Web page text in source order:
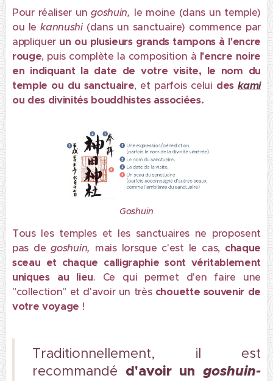
Pour réaliser ungoshuin, le moine (dans un temple)
ou lekannushi(dans un sanctuaire) commence par
appliquer un ou plusieurs grands tampons à l'encre
rouge, puis complète la composition à l'encre noire
en indiquant la date de votre visite, le nom du
temple ou du sanctuaire, et parfois celui deskami
ou des divinités bouddhistes associées.
Goshuin
Tous les temples et les sanctuaires ne proposent
pas degoshuin, mais lorsque c'est le cas, chaque
sceau et chaque calligraphie sont véritablement
uniques au lieu. Ce qui permet d'en faire une
"collection" et d'avoir un très chouette souvenir de
votre voyage !
Traditionnellement, il est
recommandé d'avoir ungoshuin-